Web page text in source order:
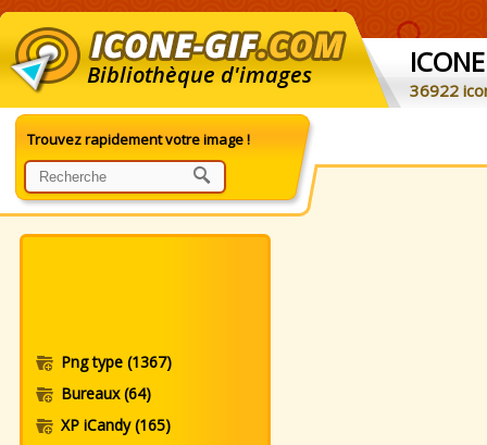
Bibliothèque d'images ICONE
36922
Trouvez rapidement votre image !
Png type (1367)
Bureaux(64)
XP iCandy(165)